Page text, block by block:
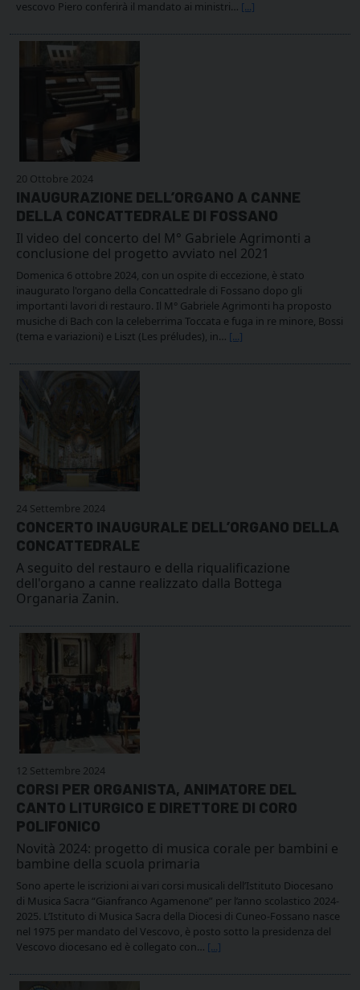
vescovo Piero conferirà il mandato ai ministri… [...]
20 Ottobre 2024
INAUGURAZIONE DELL’ORGANO A CANNE
DELLA CONCATTEDRALE DI FOSSANO
Il video del concerto del M° Gabriele Agrimonti a
conclusione del progetto avviato nel 2021
Domenica 6 ottobre 2024, con un ospite di eccezione, è stato
inaugurato l'organo della Concattedrale di Fossano dopo gli
importanti lavori di restauro. Il M° Gabriele Agrimonti ha proposto
musiche di Bach con la celeberrima Toccata e fuga in re minore, Bossi
(tema e variazioni) e Liszt (Les préludes), in… [...]
24 Settembre 2024
CONCERTO INAUGURALE DELL’ORGANO DELLA
CONCATTEDRALE
A seguito del restauro e della riqualificazione
dell'organo a canne realizzato dalla Bottega
Organaria Zanin.
12 Settembre 2024
CORSI PER ORGANISTA, ANIMATORE DEL
CANTO LITURGICO E DIRETTORE DI CORO
POLIFONICO
Novità 2024: progetto di musica corale per bambini e
bambine della scuola primaria
Sono aperte le iscrizioni ai vari corsi musicali dell’Istituto Diocesano
di Musica Sacra “Gianfranco Agamenone” per l’anno scolastico 2024-
2025. L’Istituto di Musica Sacra della Diocesi di Cuneo-Fossano nasce
nel 1975 per mandato del Vescovo, è posto sotto la presidenza del
Vescovo diocesano ed è collegato con… [...]